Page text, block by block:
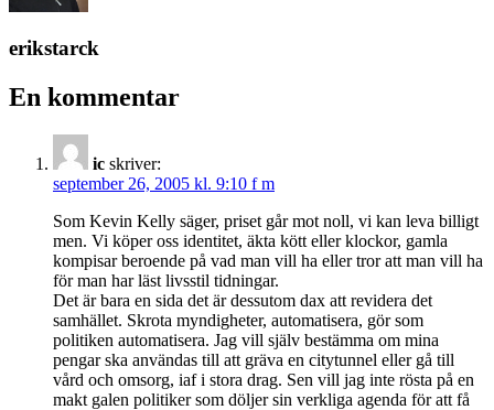
erikstarck
En kommentar
ic skriver:
september 26, 2005 kl. 9:10 f m
Som Kevin Kelly säger, priset går mot noll, vi kan leva billigt
men. Vi köper oss identitet, äkta kött eller klockor, gamla
kompisar beroende på vad man vill ha eller tror att man vill ha
för man har läst livsstil tidningar.
Det är bara en sida det är dessutom dax att revidera det
samhället. Skrota myndigheter, automatisera, gör som
politiken automatisera. Jag vill själv bestämma om mina
pengar ska användas till att gräva en citytunnel eller gå till
vård och omsorg, iaf i stora drag. Sen vill jag inte rösta på en
makt galen politiker som döljer sin verkliga agenda för att få